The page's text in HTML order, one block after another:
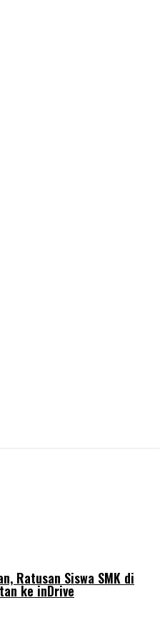
Ratusan Siswa SMK di
ke inDrive